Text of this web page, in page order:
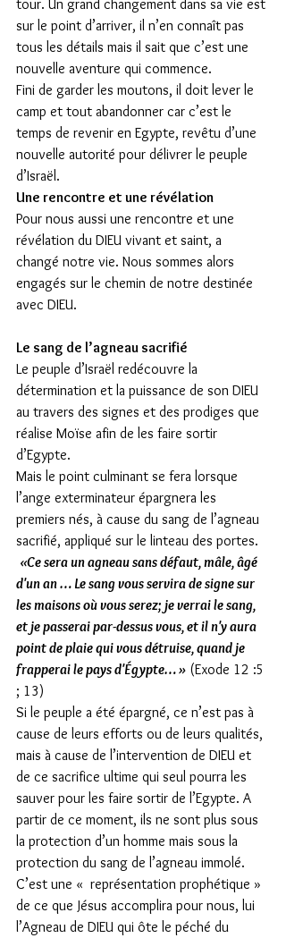
tour. Un grand changement dans sa vie est
sur le point d’arriver, il n’en connaît pas
tous les détails mais il sait que c’est une
nouvelle aventure qui commence.
Fini de garder les moutons, il doit lever le
camp et tout abandonner car c’est le
temps de revenir en Egypte, revêtu d’une
nouvelle autorité pour délivrer le peuple
d’Israël.
Une rencontre et une révélation
Pour nous aussi une rencontre et une
révélation du DIEU vivant et saint, a
changé notre vie. Nous sommes alors
engagés sur le chemin de notre destinée
avec DIEU.
Le sang de l’agneau sacrifié
Le peuple d’Israël redécouvre la
détermination et la puissance de son DIEU
au travers des signes et des prodiges que
réalise Moïse afin de les faire sortir
d’Egypte.
Mais le point culminant se fera lorsque
l’ange exterminateur épargnera les
premiers nés, à cause du sang de l’agneau
sacrifié, appliqué sur le linteau des portes.
«Ce sera un agneau sans défaut, mâle, âgé
d'un an … Le sang vous servira de signe sur
les maisons où vous serez; je verrai le sang,
et je passerai par-dessus vous, et il n'y aura
point de plaie qui vous détruise, quand je
frapperai le pays d'Égypte… » (Exode 12 :5
; 13)
Si le peuple a été épargné, ce n’est pas à
cause de leurs efforts ou de leurs qualités,
mais à cause de l’intervention de DIEU et
de ce sacrifice ultime qui seul pourra les
sauver pour les faire sortir de l’Egypte. A
partir de ce moment, ils ne sont plus sous
la protection d’un homme mais sous la
protection du sang de l’agneau immolé.
C’est une «  représentation prophétique »
de ce que Jésus accomplira pour nous, lui
l’Agneau de DIEU qui ôte le péché du